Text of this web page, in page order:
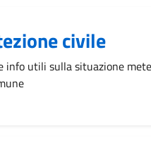
civile
info utili sulla situazione